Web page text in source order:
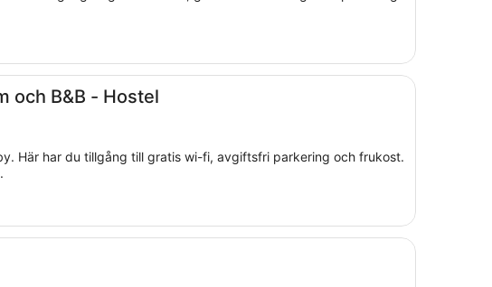
och B&B - Hostel
Här har du tillgång till gratis wi-fi, avgiftsfri parkering och frukost.